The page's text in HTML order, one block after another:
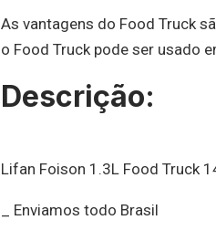
As vantagens do Food Truck
o Food Truck pode ser usado
Descrição:
Lifan Foison 1.3L Food Truck
_ Enviamos todo Brasil